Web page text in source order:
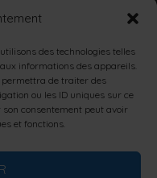
des technologies telles
informations des appareils.
permettra de traiter des
ou les ID uniques sur ce
consentement peut avoir
et fonctions.
artula-11963.htm
POUR LA SANTÉ, À
EST VIVEMENT
ENCEINTES.